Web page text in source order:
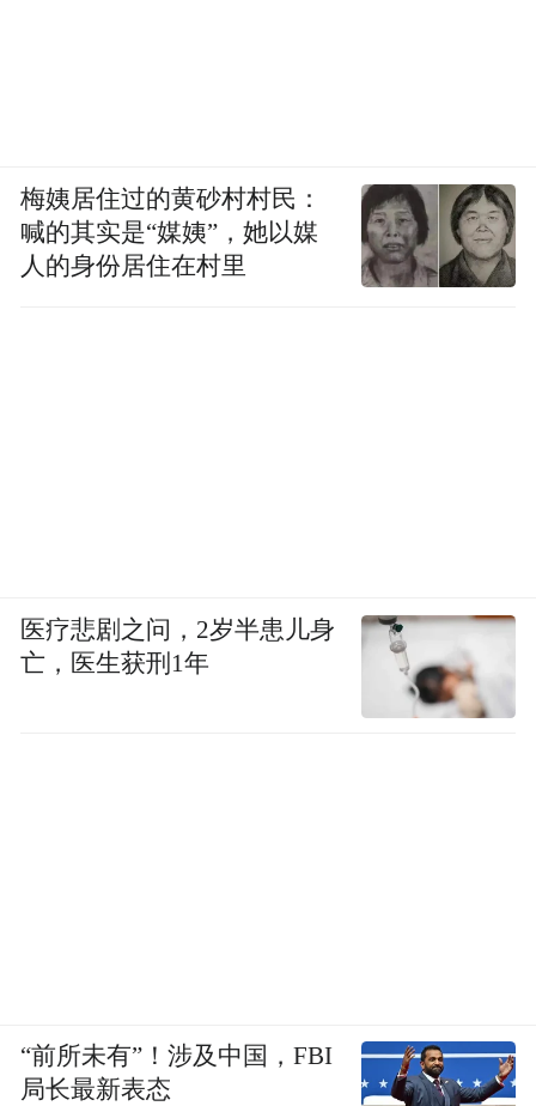
梅姨居住过的黄砂村村民：
喊的其实是“媒姨”，她以媒
人的身份居住在村里
医疗悲剧之问，2岁半患儿身
亡，医生获刑1年
“前所未有”！涉及中国，FBI
局长最新表态